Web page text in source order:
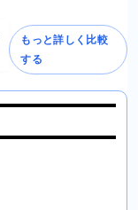
もっと詳しく比較
する